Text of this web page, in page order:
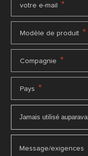
votre e-mail *
Modèle de produit *
Compagnie *
Pays *
Message/exigences